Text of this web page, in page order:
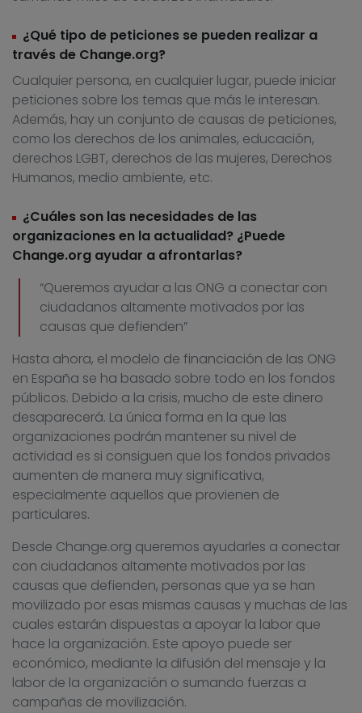
¿Qué tipo de peticiones se pueden realizar a
través de Change.org?
Cualquier persona, en cualquier lugar, puede iniciar
peticiones sobre los temas que más le interesan.
Además, hay un conjunto de causas de peticiones,
como los derechos de los animales, educación,
derechos LGBT, derechos de las mujeres, Derechos
Humanos, medio ambiente, etc.
¿Cuáles son las necesidades de las
organizaciones en la actualidad? ¿Puede
Change.org ayudar a afrontarlas?
“Queremos ayudar a las ONG a conectar con
ciudadanos altamente motivados por las
causas que defienden”
Hasta ahora, el modelo de financiación de las ONG
en España se ha basado sobre todo en los fondos
públicos. Debido a la crisis, mucho de este dinero
desaparecerá. La única forma en la que las
organizaciones podrán mantener su nivel de
actividad es si consiguen que los fondos privados
aumenten de manera muy significativa,
especialmente aquellos que provienen de
particulares.
Desde Change.org queremos ayudarles a conectar
con ciudadanos altamente motivados por las
causas que defienden, personas que ya se han
movilizado por esas mismas causas y muchas de las
cuales estarán dispuestas a apoyar la labor que
hace la organización. Este apoyo puede ser
económico, mediante la difusión del mensaje y la
labor de la organización o sumando fuerzas a
campañas de movilización.